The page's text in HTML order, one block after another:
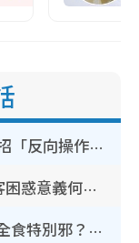
WhatsApp預設貼圖點刪？揭1招「反向操作」還原簡潔介面 附3步實測教學
香港山邊鐵閘邊門大開？內地客困惑意義何在！網民神回覆：呢種叫法理性防禦
鬼門開2026｜農曆七月撞正日全食特別邪？專家警告切忌做一事！揭4大禁忌+2招保平安